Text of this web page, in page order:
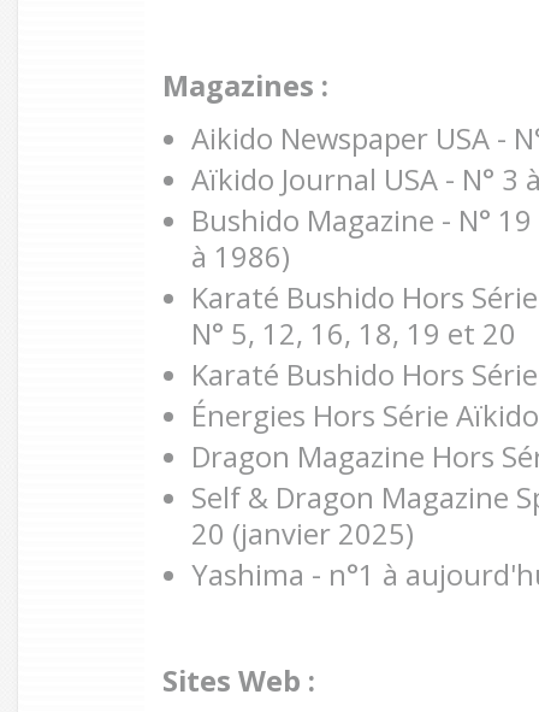
Magazines :
Aikido Newspaper USA -
Aïkido Journal USA - N° 3
Bushido Magazine - N°
à 1986)
Karaté Bushido Hors
N° 5, 12, 16, 18, 19 et 20
Karaté Bushido Hors
Énergies Hors Série
Dragon Magazine Hors
Self & Dragon Magazine
20 (janvier 2025)
Yashima - n°1 à
Sites Web :